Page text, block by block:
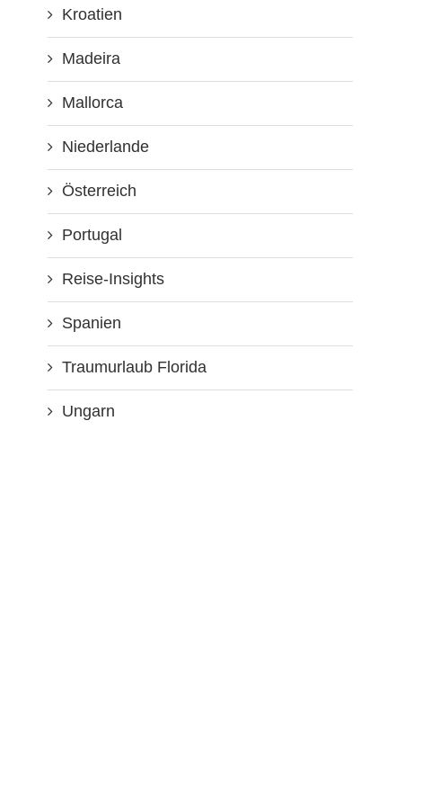
Kroatien
Madeira
Mallorca
Niederlande
Österreich
Portugal
Reise-Insights
Spanien
Traumurlaub Florida
Ungarn